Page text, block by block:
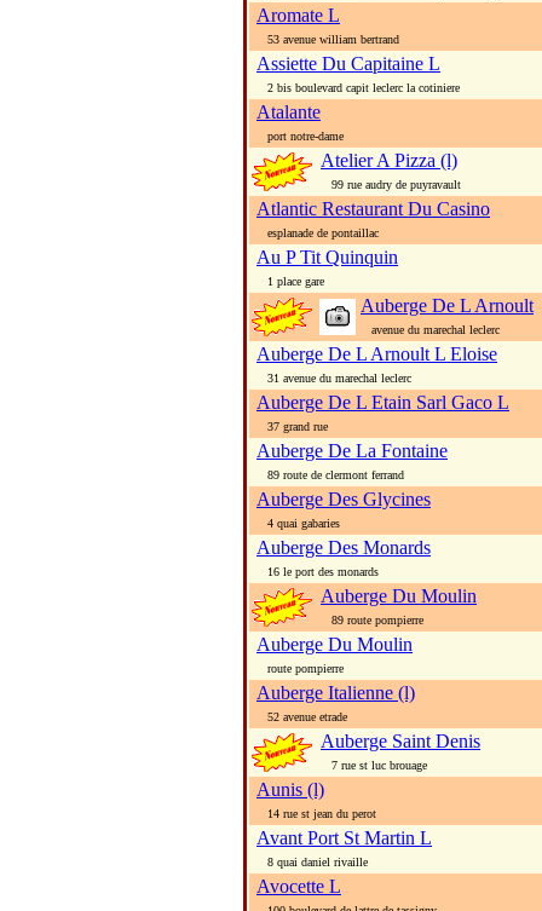
Aromate L
53 avenue william bertrand
Assiette Du Capitaine L
2 bis boulevard capit leclerc la cotiniere
Atalante
port notre-dame
Atelier A Pizza (l)
99 rue audry de puyravault
Atlantic Restaurant Du Casino
esplanade de pontaillac
Au P Tit Quinquin
1 place gare
Auberge De L Arnoult
avenue du marechal leclerc
Auberge De L Arnoult L Eloise
31 avenue du marechal leclerc
Auberge De L Etain Sarl Gaco L
37 grand rue
Auberge De La Fontaine
89 route de clermont ferrand
Auberge Des Glycines
4 quai gabaries
Auberge Des Monards
16 le port des monards
Auberge Du Moulin
89 route pompierre
Auberge Du Moulin
route pompierre
Auberge Italienne (l)
52 avenue etrade
Auberge Saint Denis
7 rue st luc brouage
Aunis (l)
14 rue st jean du perot
Avant Port St Martin L
8 quai daniel rivaille
Avocette L